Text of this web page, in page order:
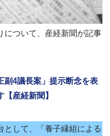
について、産経新聞が記事
副4議長案」提示断念を表
産経新聞】
として、「養子縁組による